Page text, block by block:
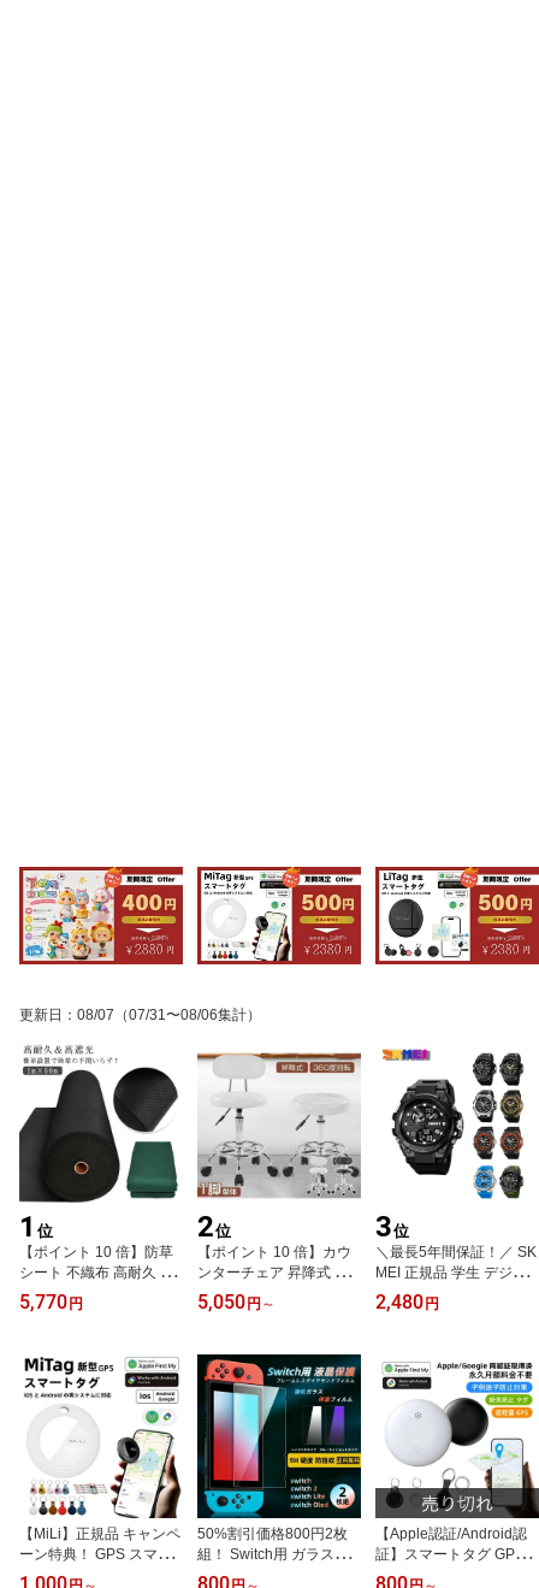
更新日 ： 08/07 （07/31〜08/06集計）
1 位
【ポイント 10 倍】防草
シート 不織布 高耐久 雑
草対策 家庭菜園 園芸 通
路 砂利下 人工芝 長期間
×50m 施工簡単 透水性 断
熱 防塵 景観維持 メンテ
ナンス削減 除草手間軽減
コスト削
5,770 円
2位
【ポイント 10 倍】カウ
ンターチェア 昇降式 お
しゃれ 椅子 高さ調節 背
もたれ付き 静音 キャス
チェア ハイチェア イス
いす スツール
5,050 円 ～
3位
＼最長5年間保証！／ SK
MEI 正規品 学生 デジタ
ル腕時計 日本製電池対応
キッズ腕時計 スポーツウ
夜光 アラーム 小学生腕
時計 男の子 女の子 アウ
トドア 修学旅行 時計係
入学祝 誕生日プレゼント
送料無料
2,480 円
【MiLi】正規品 キャンペ
ーン特典！ GPS スマー
トトラッカー iPhone/An
50%割引価格800円2枚
組！ Switch用 ガラス強
化フィルム 品質保証 ブ
【Apple認証/Android認
証】スマートタグ GPS
子供見守り 正規品 月額